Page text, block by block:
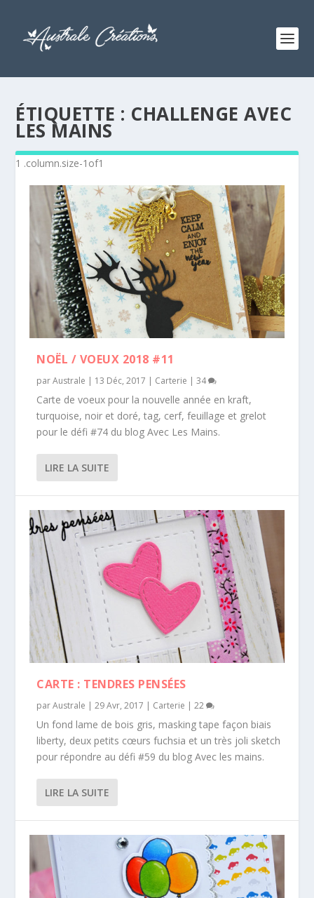
ÉTIQUETTE : CHALLENGE AVEC
LES MAINS
NOËL / VOEUX 2018 #11
parAustrale | 13 Déc, 2017 | Carterie |34
Carte de voeux pour la nouvelle année en kraft,
turquoise, noir et doré, tag, cerf, feuillage et grelot
pour le défi #74 du blog Avec Les Mains.
LIRE LA SUITE
CARTE : TENDRES PENSÉES
parAustrale |29 Avr, 2017 | Carterie |22
Un fond lame de bois gris, masking tape façon biais
liberty, deux petits cœurs fuchsia et un très joli sketch
pour répondre au défi #59 du blog Avec les mains.
LIRE LA SUITE